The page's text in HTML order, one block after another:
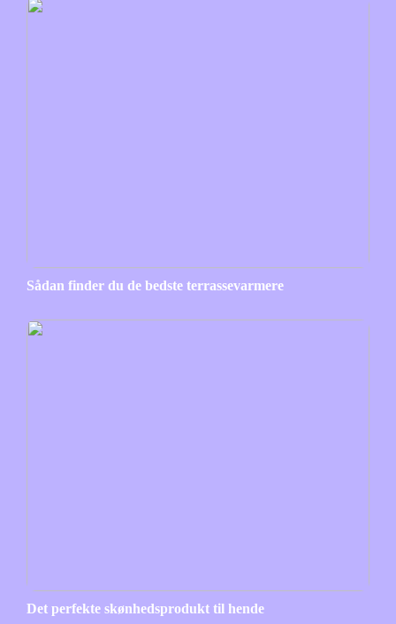
Sådan finder du de bedste terrassevarmere
Det perfekte skønhedsprodukt til hende